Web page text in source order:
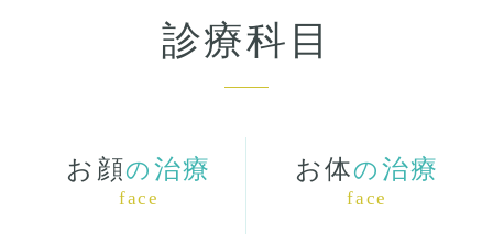
診療科目
お顔の 治療
face
お体の 治療
face